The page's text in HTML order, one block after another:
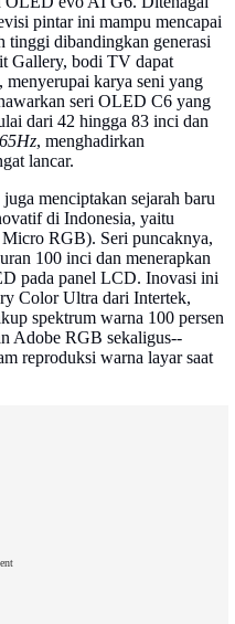
pintar ini mampu mencapai
tinggi dibandingkan generasi
Gallery, bodi TV dapat
menyerupai karya seni yang
seri OLED C6 yang
dari 42 hingga 83 inci dan
, menghadirkan
lancar.
menciptakan sejarah baru
di Indonesia, yaitu
RGB). Seri puncaknya,
100 inci dan menerapkan
pada panel LCD. Inovasi ini
Color Ultra dari Intertek,
spektrum warna 100 persen
Adobe RGB sekaligus--
reproduksi warna layar saat